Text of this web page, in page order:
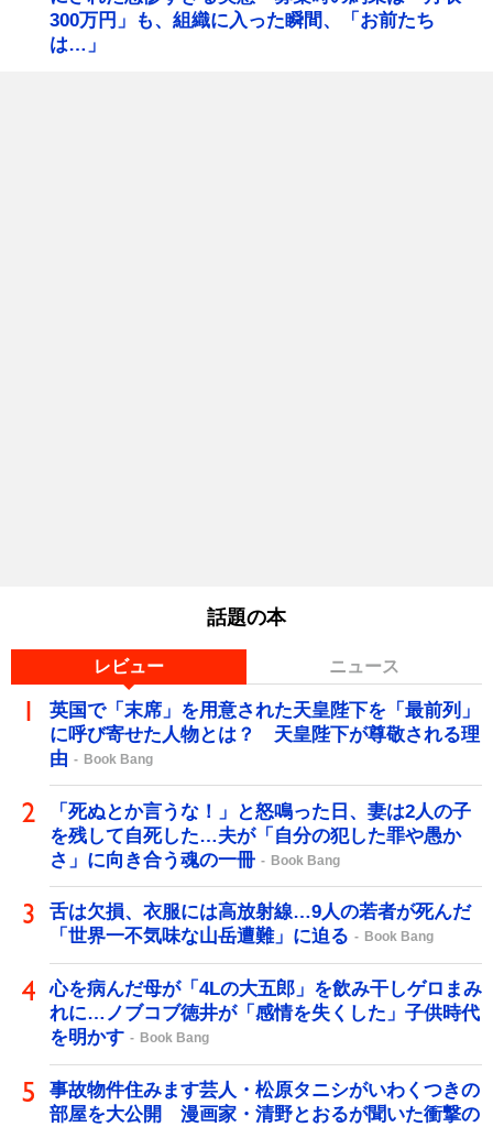
300万円」も、組織に入った瞬間、「お前たち
は…」
話題の本
レビュー ニュース
英国で「末席」を用意された天皇陛下を「最前列」
に呼び寄せた人物とは？ 天皇陛下が尊敬される理
由
Book Bang
「死ぬとか言うな！」と怒鳴った日、妻は2人の子
を残して自死した…夫が「自分の犯した罪や愚か
さ」に向き合う魂の一冊
Book Bang
舌は欠損、衣服には高放射線…9人の若者が死んだ
「世界一不気味な山岳遭難」に迫る
Book Bang
心を病んだ母が「4Lの大五郎」を飲み干しゲロまみ
れに…ノブコブ徳井が「感情を失くした」子供時代
を明かす
Book Bang
事故物件住みます芸人・松原タニシがいわくつきの
部屋を大公開 漫画家・清野とおるが聞いた衝撃の